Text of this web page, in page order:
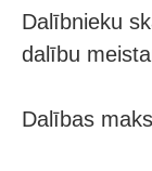
Dalībnieku
dalību
Dalības